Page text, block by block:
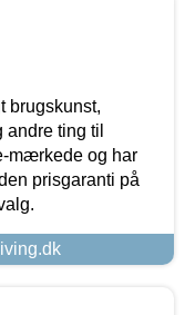
brugskunst,
ting til
mærkede og har
prisgaranti på